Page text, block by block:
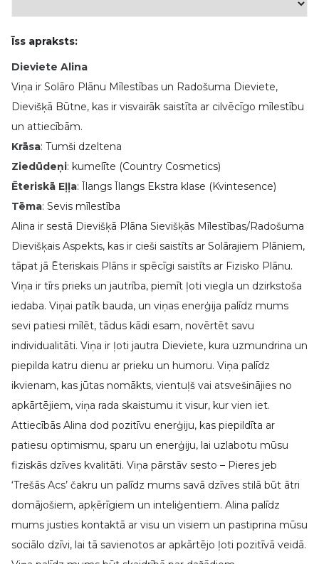
Īss apraksts:
Dieviete Alina
Viņa ir Solāro Plānu Mīlestības un Radošuma Dieviete,
Dievišķā Būtne, kas ir visvairāk saistīta ar cilvēcīgo mīlestību
un attiecībām.
Krāsa: Tumši dzeltena
Ziedūdeņi: kumelīte (Country Cosmetics)
Ēteriskā Eļļa: Īlangs Īlangs Ekstra klase (Kvintesence)
Tēma: Sevis mīlestība
Alina ir sestā Dievišķā Plāna Sievišķās Mīlestības/Radošuma
Dievišķais Aspekts, kas ir cieši saistīts ar Solārajiem Plāniem,
tāpat jā Ēteriskais Plāns ir spēcīgi saistīts ar Fizisko Plānu.
Viņa ir tīrs prieks un jautrība, piemīt ļoti viegla un dzirkstoša
iedaba. Viņai patīk bauda, un viņas enerģija palīdz mums
sevi patiesi mīlēt, tādus kādi esam, novērtēt savu
individualitāti. Viņa ir ļoti jautra Dieviete, kura uzmundrina un
piepilda katru dienu ar prieku un humoru. Viņa palīdz
ikvienam, kas jūtas nomākts, vientuļš vai atsvešinājies no
apkārtējiem, viņa rada skaistumu it visur, kur vien iet.
Attiecībās Alina dod pozitīvu enerģiju, kas piepildīta ar
patiesu optimismu, sparu un enerģiju, lai uzlabotu mūsu
fiziskās dzīves kvalitāti. Viņa pārstāv sesto – Pieres jeb
‘Trešās Acs’ čakru un palīdz mums savā dzīves stilā būt ātri
domājošiem, apķērīgiem un inteliģentiem. Alina palīdz
mums justies kontaktā ar visu un visiem un pastiprina mūsu
sociālo dzīvi, lai tā savienotos ar apkārtējo ļoti pozitīvā veidā.